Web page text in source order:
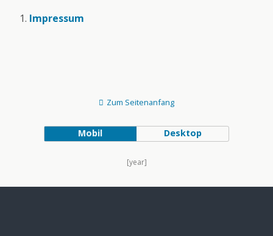
Impressum
Zum Seitenanfang
Mobil Desktop
[year]